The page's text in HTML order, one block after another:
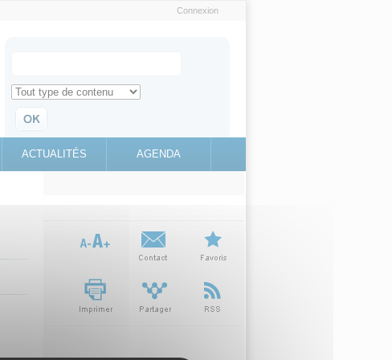
Connexion
Search for
Retrouvez toute l'information sur le site education.gouv.fr
ACTUALITÉS AGENDA